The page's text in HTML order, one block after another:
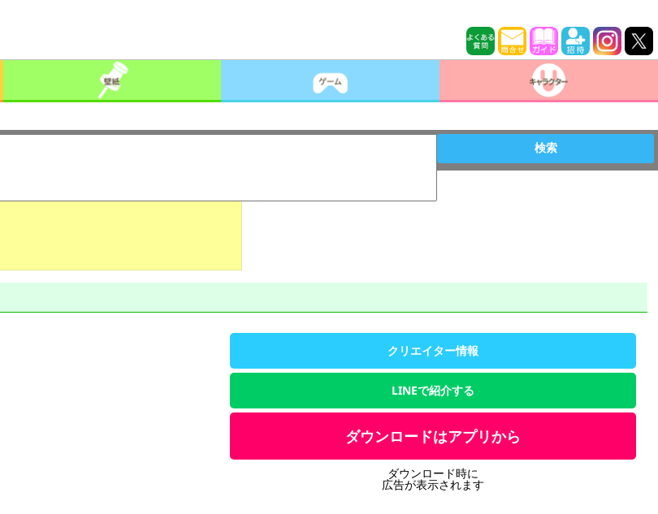
検索
クリエイター情報
LINEで紹介する
ダウンロードはアプリから
ダウンロード時に
広告が表示されます